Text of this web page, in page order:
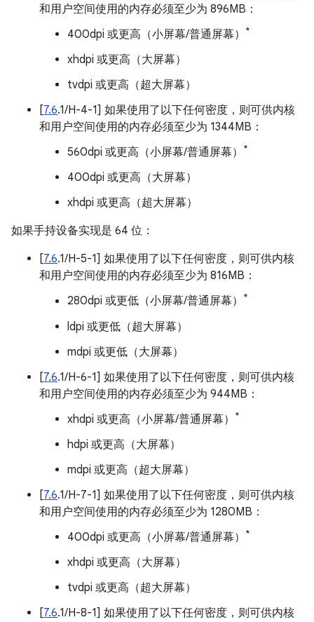
和用户空间使用的内存必须至少为 896MB：
400dpi 或更高（小屏幕/普通屏幕）
*
xhdpi 或更高（大屏幕）
tvdpi 或更高（超大屏幕）
[7.6.1/H-4-1] 如果使用了以下任何密度，则可供内核
和用户空间使用的内存必须至少为 1344MB：
560dpi 或更高（小屏幕/普通屏幕）
*
400dpi 或更高（大屏幕）
xhdpi 或更高（超大屏幕）
如果手持设备实现是 64 位：
[7.6.1/H-5-1] 如果使用了以下任何密度，则可供内核
和用户空间使用的内存必须至少为 816MB：
280dpi 或更低（小屏幕/普通屏幕）
*
ldpi 或更低（超大屏幕）
mdpi 或更低（大屏幕）
[7.6.1/H-6-1] 如果使用了以下任何密度，则可供内核
和用户空间使用的内存必须至少为 944MB：
xhdpi 或更高（小屏幕/普通屏幕）
*
hdpi 或更高（大屏幕）
mdpi 或更高（超大屏幕）
[7.6.1/H-7-1] 如果使用了以下任何密度，则可供内核
和用户空间使用的内存必须至少为 1280MB：
400dpi 或更高（小屏幕/普通屏幕）
*
xhdpi 或更高（大屏幕）
tvdpi 或更高（超大屏幕）
[7.6.1/H-8-1] 如果使用了以下任何密度，则可供内核